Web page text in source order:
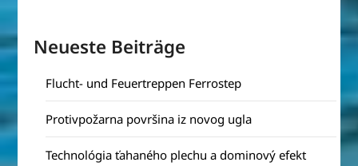
Neueste Beiträge
Flucht- und Feuertreppen Ferrostep
Protivpožarna površina iz novog ugla
Technológia ťahaného plechu a dominový efekt